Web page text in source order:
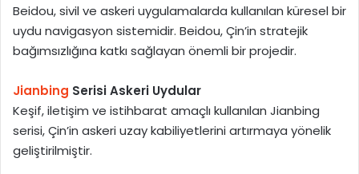
Beidou, sivil ve askeri uygulamalarda kullanılan küresel bir
uydu navigasyon sistemidir. Beidou, Çin’in stratejik
bağımsızlığına katkı sağlayan önemli bir projedir.
Jianbing Serisi Askeri Uydular
Keşif, iletişim ve istihbarat amaçlı kullanılan Jianbing
serisi, Çin’in askeri uzay kabiliyetlerini artırmaya yönelik
geliştirilmiştir.